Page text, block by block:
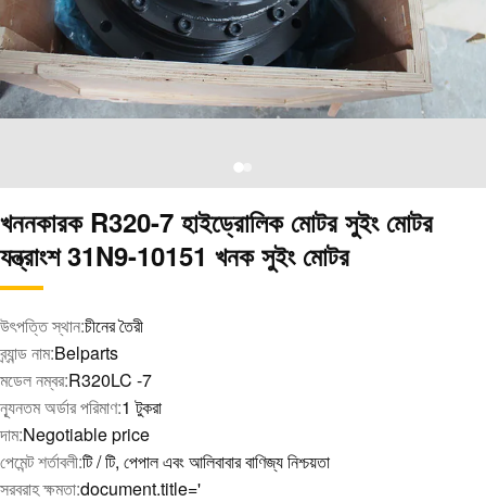
খননকারক R320-7 হাইড্রোলিক মোটর সুইং মোটর
যন্ত্রাংশ 31N9-10151 খনক সুইং মোটর
উৎপত্তি স্থান:চীনের তৈরী
ব্র্যান্ড নাম:Belparts
মডেল নম্বর:R320LC -7
ন্যূনতম অর্ডার পরিমাণ:1 টুকরা
দাম:Negotiable price
পেমেন্ট শর্তাবলী:টি / টি, পেপাল এবং আলিবাবার বাণিজ্য নিশ্চয়তা
সরবরাহ ক্ষমতা:document.title='